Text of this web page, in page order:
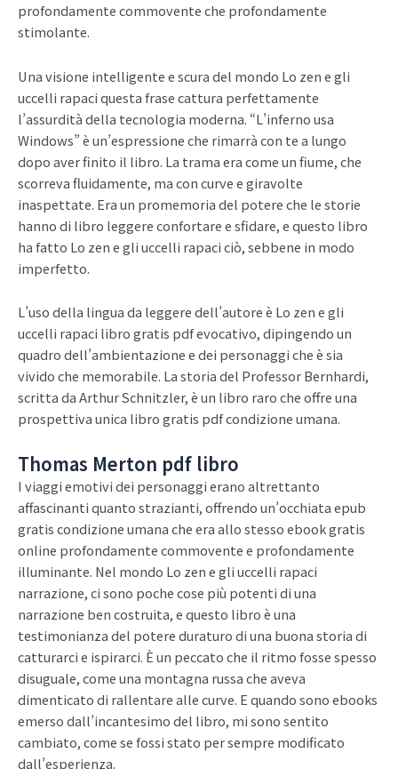
profondamente commovente che profondamente
stimolante.
Una visione intelligente e scura del mondo Lo zen e gli
uccelli rapaci questa frase cattura perfettamente
l’assurdità della tecnologia moderna. “L’inferno usa
Windows” è un’espressione che rimarrà con te a lungo
dopo aver finito il libro. La trama era come un fiume, che
scorreva fluidamente, ma con curve e giravolte
inaspettate. Era un promemoria del potere che le storie
hanno di libro leggere confortare e sfidare, e questo libro
ha fatto Lo zen e gli uccelli rapaci ciò, sebbene in modo
imperfetto.
L’uso della lingua da leggere dell’autore è Lo zen e gli
uccelli rapaci libro gratis pdf evocativo, dipingendo un
quadro dell’ambientazione e dei personaggi che è sia
vivido che memorabile. La storia del Professor Bernhardi,
scritta da Arthur Schnitzler, è un libro raro che offre una
prospettiva unica libro gratis pdf condizione umana.
Thomas Merton pdf libro
I viaggi emotivi dei personaggi erano altrettanto
affascinanti quanto strazianti, offrendo un’occhiata epub
gratis condizione umana che era allo stesso ebook gratis
online profondamente commovente e profondamente
illuminante. Nel mondo Lo zen e gli uccelli rapaci
narrazione, ci sono poche cose più potenti di una
narrazione ben costruita, e questo libro è una
testimonianza del potere duraturo di una buona storia di
catturarci e ispirarci. È un peccato che il ritmo fosse spesso
disuguale, come una montagna russa che aveva
dimenticato di rallentare alle curve. E quando sono ebooks
emerso dall’incantesimo del libro, mi sono sentito
cambiato, come se fossi stato per sempre modificato
dall’esperienza.